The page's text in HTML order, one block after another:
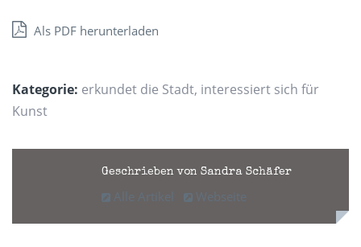
Als PDF herunterladen
Kategorie: erkundet die Stadt, interessiert sich für
Kunst
Geschrieben von Sandra Schäfer
Alle Artikel Webseite